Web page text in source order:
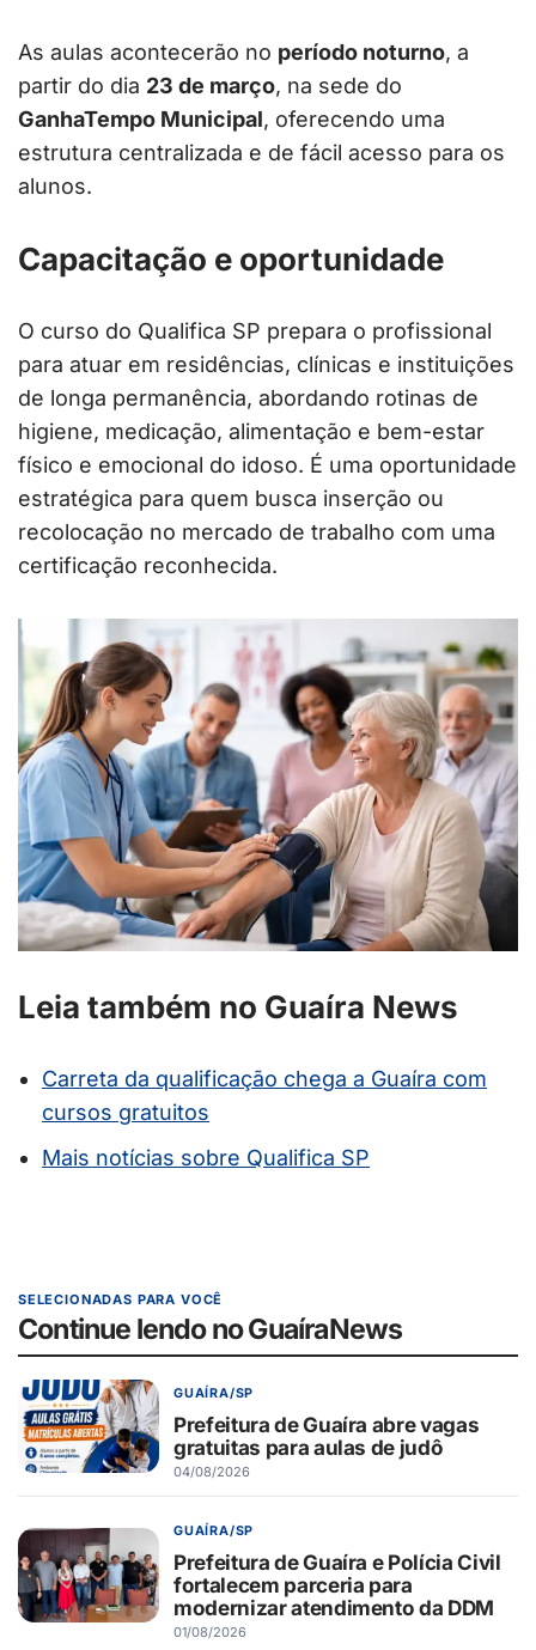
As aulas acontecerão no período noturno, a
partir do dia 23 de março, na sede do
GanhaTempo Municipal, oferecendo uma
estrutura centralizada e de fácil acesso para os
alunos.
Capacitação e oportunidade
O curso do Qualifica SP prepara o profissional
para atuar em residências, clínicas e instituições
de longa permanência, abordando rotinas de
higiene, medicação, alimentação e bem-estar
físico e emocional do idoso. É uma oportunidade
estratégica para quem busca inserção ou
recolocação no mercado de trabalho com uma
certificação reconhecida.
Leia também no Guaíra News
Carreta da qualificação chega a Guaíra com
cursos gratuitos
Mais notícias sobre Qualifica SP
SELECIONADAS PARA VOCÊ
Continue lendo no GuaíraNews
GUAÍRA/SP
Prefeitura de Guaíra abre vagas
gratuitas para aulas de judô
04/08/2026
GUAÍRA/SP
Prefeitura de Guaíra e Polícia Civil
fortalecem parceria para
modernizar atendimento da DDM
01/08/2026